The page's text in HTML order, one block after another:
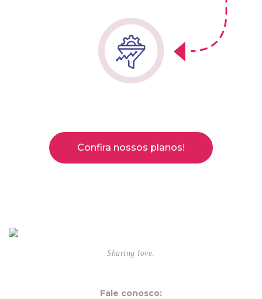
Confira nossos planos!
Sharing love.
Fale conosco: